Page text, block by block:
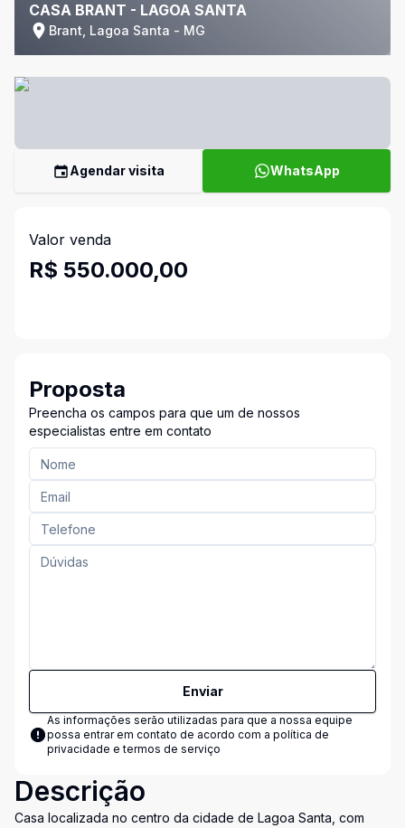
CASA BRANT - LAGOA SANTA
Brant, Lagoa Santa - MG
Agendar visita WhatsApp
Valor venda
R$ 550.000,00
Proposta
Preencha os campos para que um de nossos
especialistas entre em contato
Enviar
As informações serão utilizadas para que a nossa equipe
possa entrar em contato de acordo com a política de
privacidade e termos de serviço
Descrição
Casa localizada no centro da cidade de Lagoa Santa, com